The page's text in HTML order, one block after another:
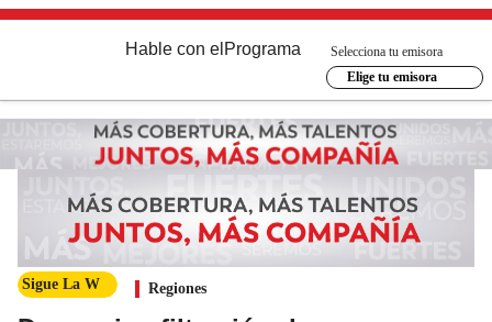
Hable con el Programa
Selecciona tu emisora
Elige tu emisora
Sigue La W Regiones